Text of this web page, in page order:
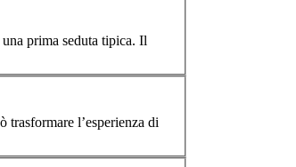
prima seduta tipica. Il
l’esperienza di